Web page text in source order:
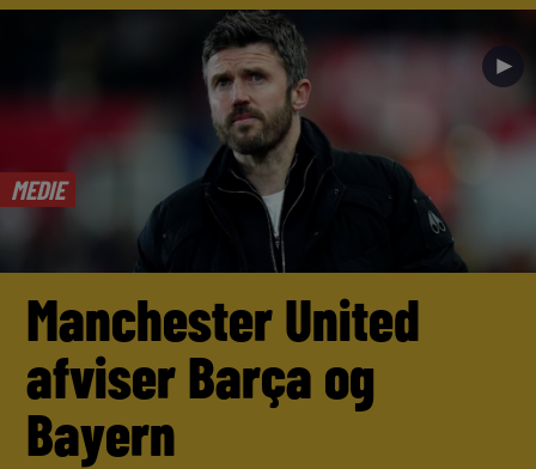
MEDIE
►
Manchester United
afviser Barça og
Bayern